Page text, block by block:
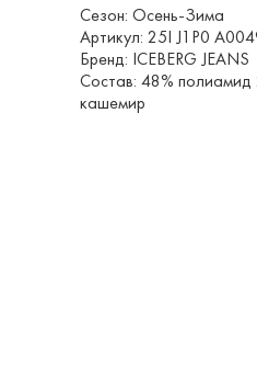
Сезон: Осень-Зима
Артикул: 25I J1P0
Бренд: ICEBERG JEANS
Состав: 48% полиамид
кашемир